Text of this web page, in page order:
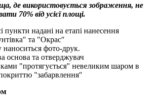
де використовується зображення, не
70% від усієї площі.
пункти надані на етапі нанесення
та "Окрас"
наноситься фото-друк.
основа та отверджувач
"протягується" невеликим шаром в
"забарвлення"